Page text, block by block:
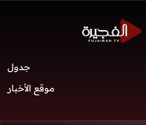
جدول
موقع الأخبار